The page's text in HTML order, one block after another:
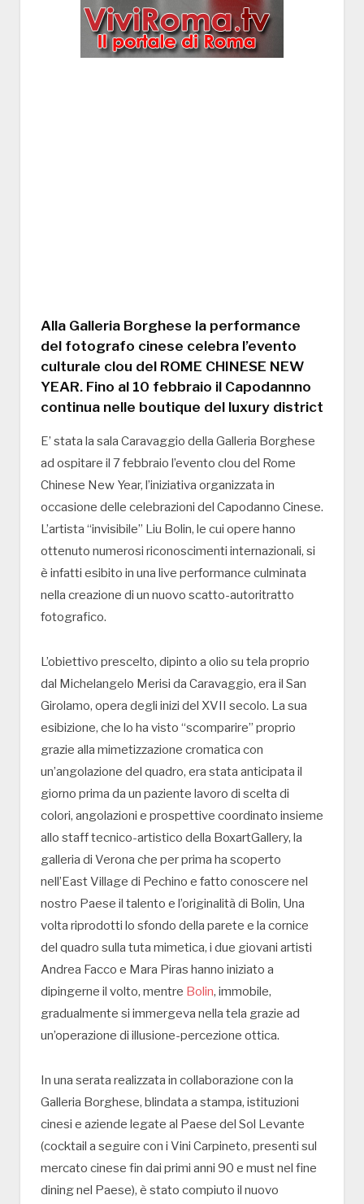
Alla Galleria Borghese la performance
del fotografo cinese celebra l’evento
culturale clou del ROME CHINESE NEW
YEAR. Fino al 10 febbraio il Capodannno
continua nelle boutique del luxury district
E’ stata la sala Caravaggio della Galleria Borghese
ad ospitare il 7 febbraio l’evento clou del Rome
Chinese New Year, l’iniziativa organizzata in
occasione delle celebrazioni del Capodanno Cinese.
L’artista “invisibile” Liu Bolin, le cui opere hanno
ottenuto numerosi riconoscimenti internazionali, si
è infatti esibito in una live performance culminata
nella creazione di un nuovo scatto-autoritratto
fotografico.
L’obiettivo prescelto, dipinto a olio su tela proprio
dal Michelangelo Merisi da Caravaggio, era il San
Girolamo, opera degli inizi del XVII secolo. La sua
esibizione, che lo ha visto “scomparire” proprio
grazie alla mimetizzazione cromatica con
un’angolazione del quadro, era stata anticipata il
giorno prima da un paziente lavoro di scelta di
colori, angolazioni e prospettive coordinato insieme
allo staff tecnico-artistico della BoxartGallery, la
galleria di Verona che per prima ha scoperto
nell’East Village di Pechino e fatto conoscere nel
nostro Paese il talento e l’originalità di Bolin, Una
volta riprodotti lo sfondo della parete e la cornice
del quadro sulla tuta mimetica, i due giovani artisti
Andrea Facco e Mara Piras hanno iniziato a
dipingerne il volto, mentre Bolin, immobile,
gradualmente si immergeva nella tela grazie ad
un’operazione di illusione-percezione ottica.
In una serata realizzata in collaborazione con la
Galleria Borghese, blindata a stampa, istituzioni
cinesi e aziende legate al Paese del Sol Levante
(cocktail a seguire con i Vini Carpineto, presenti sul
mercato cinese fin dai primi anni 90 e must nel fine
dining nel Paese), è stato compiuto il nuovo